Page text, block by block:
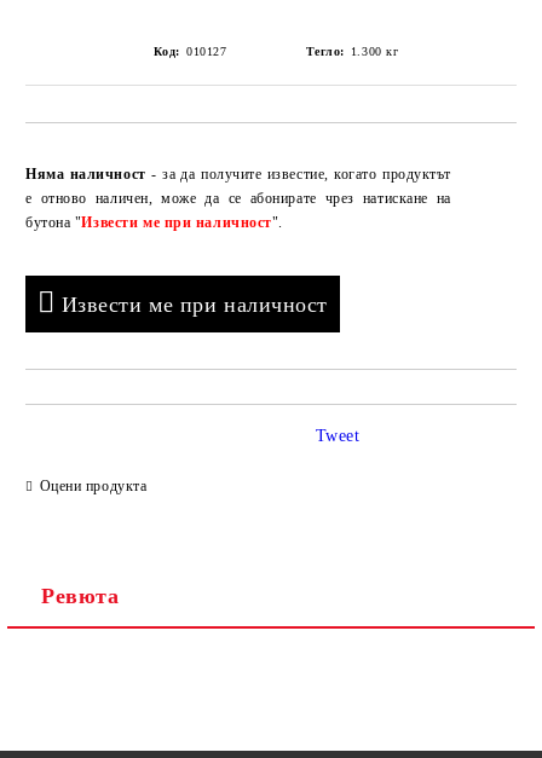
Код: 010127 Тегло: 1.300 кг
Няма наличност - за да получите известие, когато продуктът
е отново наличен, може да се абонирате чрез натискане на
бутона "Извести ме при наличност".
Извести ме при наличност
Оцени продукта
Tweet
Ревюта